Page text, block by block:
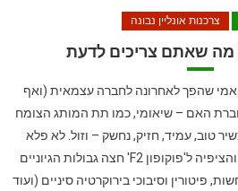
צרכנות אונליין נבונה
שהפך לאחרונה לחברה עצמאית (ואף
האם – שיאומי, כמו תת המותג הצומח
טוב, עמיד, חזיק, נחשק – וזול. לא פלא
שהסקרנות הרגה את החתול והציפיה ל'פוקופון F2' חצה גבולות הגיוניים
פיטורין וסיבוכי בירוקרטיה סיניים (ועוד